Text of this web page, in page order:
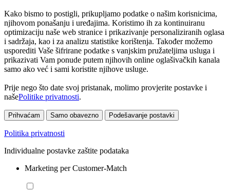
Kako bismo to postigli, prikupljamo podatke o našim korisnicima,
njihovom ponašanju i uređajima. Koristimo ih za kontinuiranu
optimizaciju naše web stranice i prikazivanje personaliziranih oglasa
i sadržaja, kao i za analizu statistike korištenja. Također možemo
usporediti Vaše šifrirane podatke s vanjskim pružateljima usluga i
prikazivati Vam ponude putem njihovih online oglašivačkih kanala
samo ako već i sami koristite njihove usluge.
Prije nego što date svoj pristanak, molimo provjerite postavke i
našePolitike privatnosti.
Prihvaćam Samo obavezno Podešavanje postavki
Politika privatnosti
Individualne postavke zaštite podataka
Marketing per Customer-Match